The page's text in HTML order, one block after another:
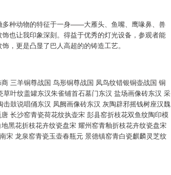
多种动物的特征于一身——大雁头、鱼嘴、鹰喙鼻、兽
也让我印象深刻。得益于优秀的灯光设备，参观者能
，更是凸显了巴人高超的的铸造工艺。
三羊铜尊战国 鸟形铜尊战国 凤鸟纹错银铜壶战国 铜
叶纹盖罐东汉朱雀铺首石墓门东汉 盐场画像砖东汉 采
鼓说唱俑东汉 凤阙画像砖东汉 灰陶辟邪摇钱树座汉魏
长沙窑青瓷荷花纹执壶宋 彭县窑折枝花双鱼纹陶印模
黑花折枝花卉纹瓷盘宋 耀州窑青釉折枝花卉纹瓷盘宋
宋 龙泉窑青瓷玉壶春瓶元 景德镇窑青白瓷麒麟灵芝纹